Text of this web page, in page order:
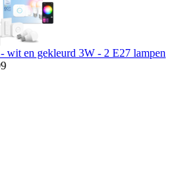
wit en gekleurd 3W - 2 E27 lampen